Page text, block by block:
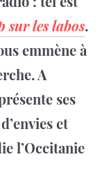
sur les labos.
emmène à
A
ses
et
l’Occitanie